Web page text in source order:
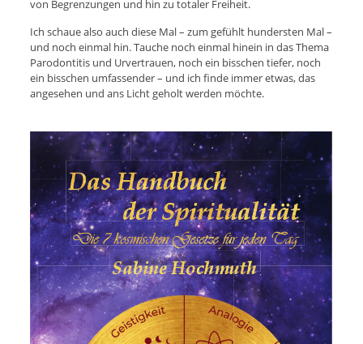
von Begrenzungen und hin zu totaler Freiheit.
Ich schaue also auch diese Mal – zum gefühlt hundersten Mal –
und noch einmal hin. Tauche noch einmal hinein in das Thema
Parodontitis und Urvertrauen, noch ein bisschen tiefer, noch
ein bisschen umfassender – und ich finde immer etwas, das
angesehen und ans Licht geholt werden möchte.